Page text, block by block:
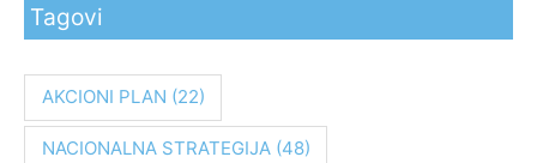
g
Tagovi
AKCIONI PLAN (22)
NACIONALNA STRATEGIJA(48)